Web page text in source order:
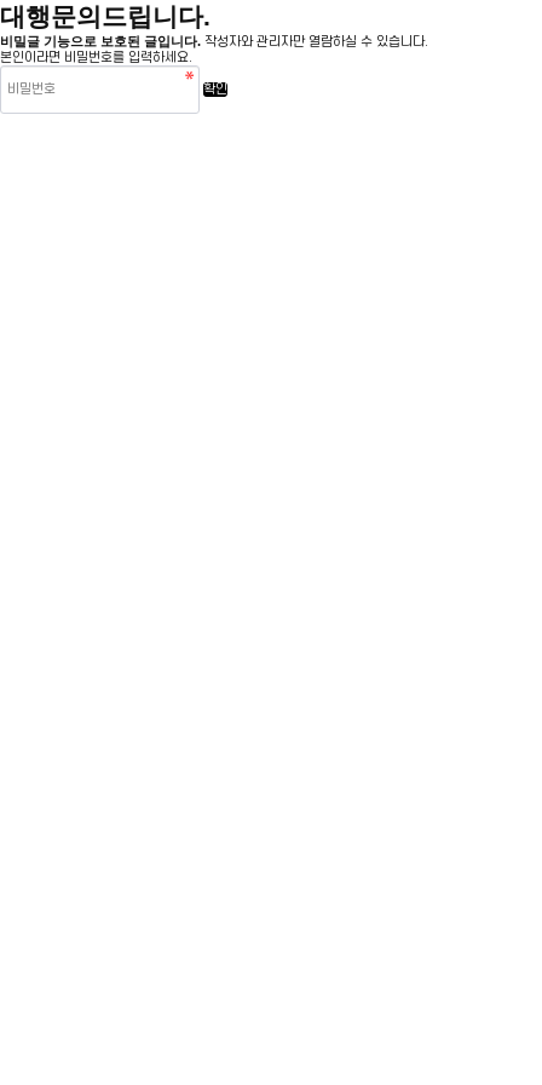
대행문의드립니다.
비밀글 기능으로 보호된 글입니다. 작성자와 관리자만 열람하실 수 있습니다.
본인이라면 비밀번호를 입력하세요.